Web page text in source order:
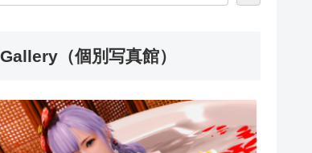
Gallery（個別写真館）